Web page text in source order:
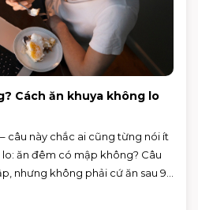
Cách ăn khuya không lo
câu này chắc ai cũng từng nói ít
ăn đêm có mập không? Câu
nhưng không phải cứ ăn sau 9